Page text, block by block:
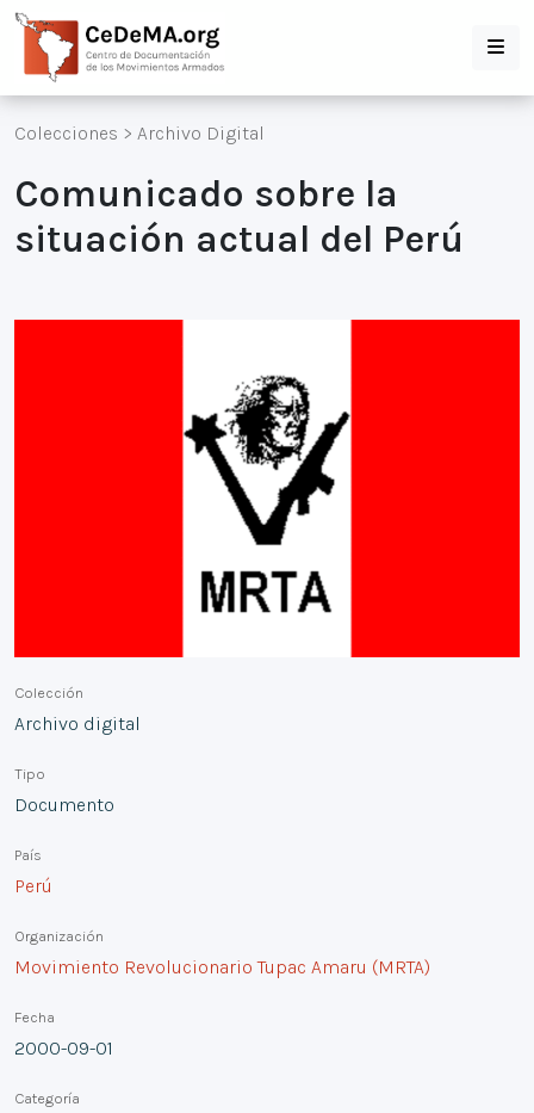
Colecciones > Archivo Digital
Comunicado sobre la
situación actual del Perú
Colección
Archivo digital
Tipo
Documento
País
Perú
Organización
Movimiento Revolucionario Tupac Amaru (MRTA)
Fecha
2000-09-01
Categoría